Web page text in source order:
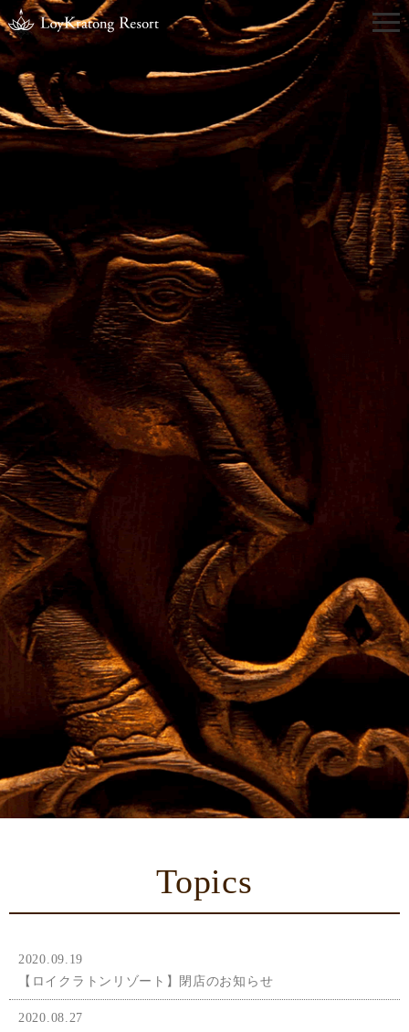
Topics
2020.09.19
【ロイクラトンリゾート】閉店のお知らせ
2020.08.27